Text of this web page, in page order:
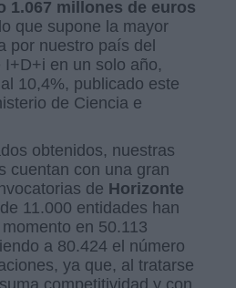
1.067 millones de euros
que supone la mayor
por nuestro país del
en un solo año,
10,4%, publicado este
de Ciencia e
obtenidos, nuestras
cuentan con una gran
de Horizonte
11.000 entidades han
en 50.113
a 80.424 el número
ya que, al tratarse